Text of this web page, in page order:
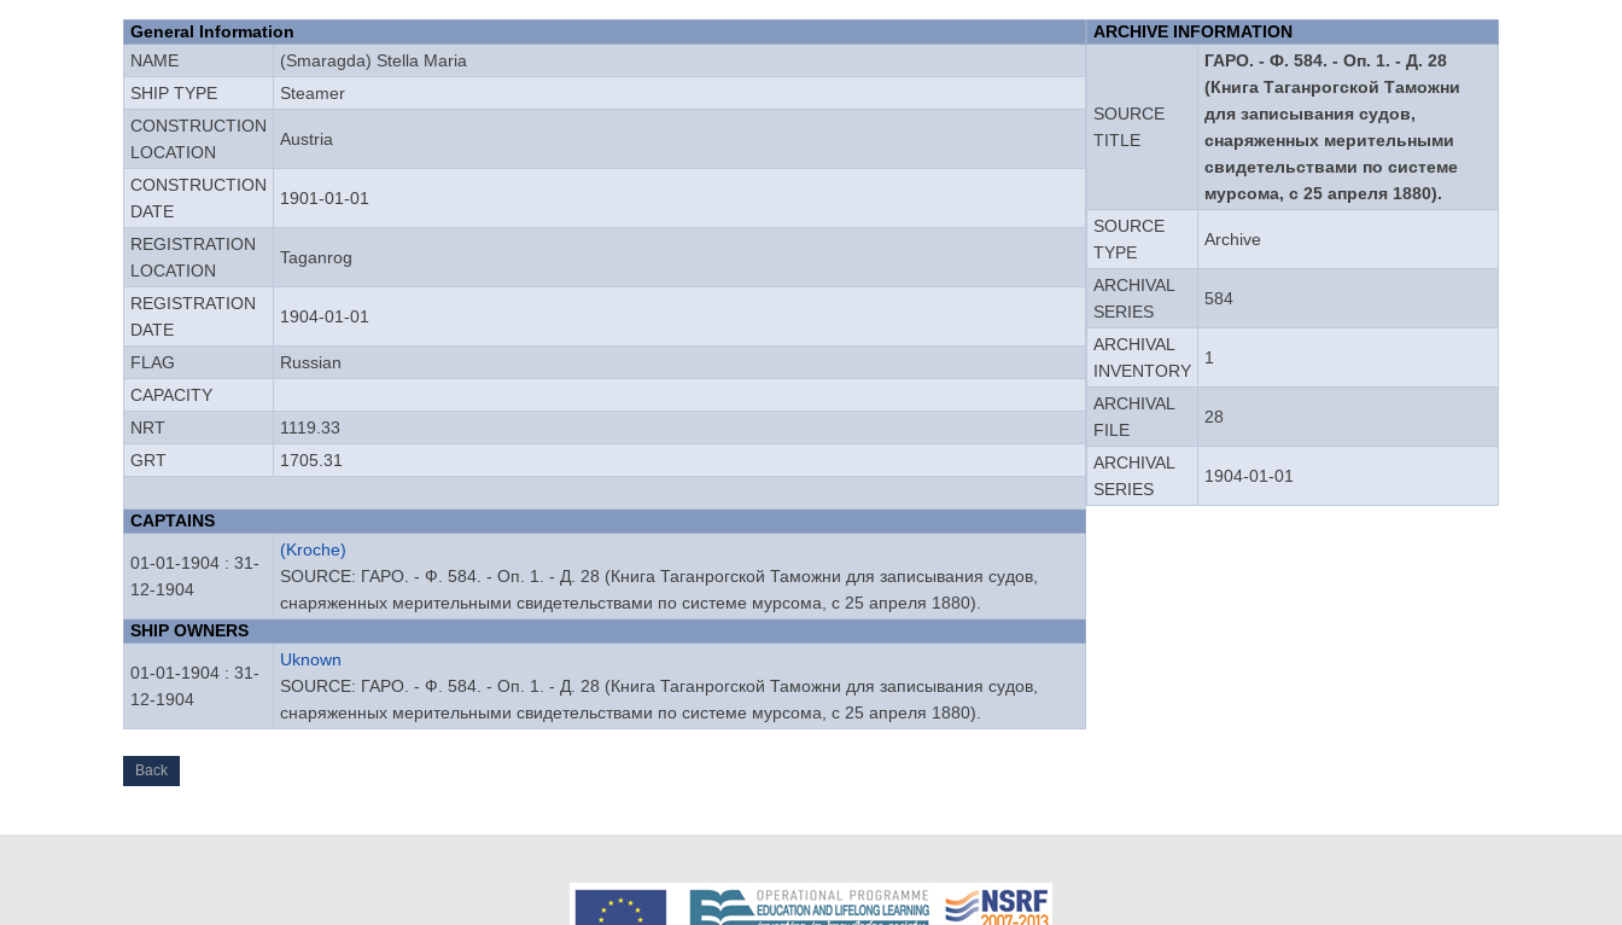
General Information
NAME
(Smaragda) Stella Maria
SHIP TYPE
Steamer
CONSTRUCTION
LOCATION
Austria
CONSTRUCTION
DATE
1901-01-01
REGISTRATION
LOCATION
Taganrog
REGISTRATION
DATE
1904-01-01
FLAG
Russian
CAPACITY
NRT
1119.33
GRT
1705.31
CAPTAINS
01-01-1904 : 31-
12-1904
(Kroche)
SOURCE: ГАРО. - Ф. 584. - Оп. 1. - Д. 28 (Книга Таганрогской Таможни для записывания судов,
снаряженных мерительными свидетельствами по системе мурсома, с 25 апреля 1880).
SHIP OWNERS
01-01-1904 : 31-
12-1904
Uknown
SOURCE: ГАРО. - Ф. 584. - Оп. 1. - Д. 28 (Книга Таганрогской Таможни для записывания судов,
снаряженных мерительными свидетельствами по системе мурсома, с 25 апреля 1880).
ARCHIVE INFORMATION
SOURCE
TITLE
ГАРО. - Ф. 584. - Оп. 1. - Д. 28
(Книга Таганрогской Таможни
для записывания судов,
снаряженных мерительными
свидетельствами по системе
мурсома, с 25 апреля 1880).
SOURCE
TYPE
Archive
ARCHIVAL
SERIES
584
ARCHIVAL
INVENTORY
1
ARCHIVAL
FILE
28
ARCHIVAL
SERIES
1904-01-01
Back